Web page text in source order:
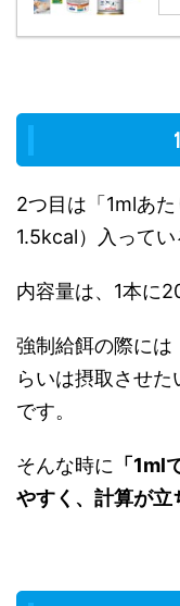
2つ目は「1mlあ
1.5kcal）入ってい
内容量は、1本に
強制給餌の際には
らいは摂取させ
です。
そんな時に 「1ml
やすく、計算が立